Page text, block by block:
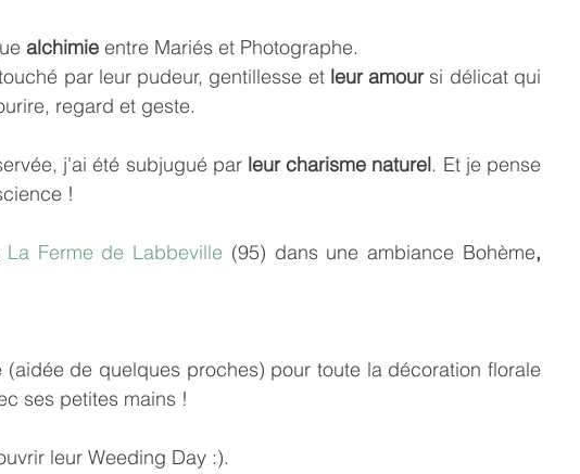
alchimie entre Mariés et Photographe.
par leur pudeur, gentillesse et leur amour si délicat qui
regard et geste.
j'ai été subjugué par leur charisme naturel. Et je pense
!
La Ferme de Labbeville (95) dans une ambiance Bohème,
de quelques proches) pour toute la décoration florale
ses petites mains !
leur Weeding Day :).